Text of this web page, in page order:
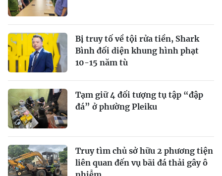
Bị truy tố về tội rửa tiền, Shark
Bình đối diện khung hình phạt
10-15 năm tù
Tạm giữ 4 đối tượng tụ tập “đập
đá” ở phường Pleiku
Truy tìm chủ sở hữu 2 phương tiện
liên quan đến vụ bãi đá thải gây ô